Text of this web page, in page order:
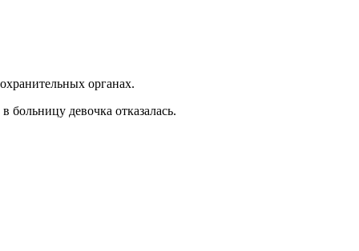
органах.
девочка отказалась.